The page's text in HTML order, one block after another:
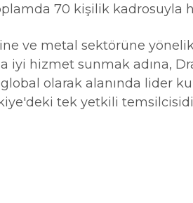
70 kişilik kadrosuyla
metal sektörüne yönelik
iyi hizmet sunmak adına,
olarak alanında lider
tek yetkili